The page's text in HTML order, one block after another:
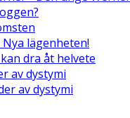
lägenheten!
dra åt helvete
av dystymi
av dystymi